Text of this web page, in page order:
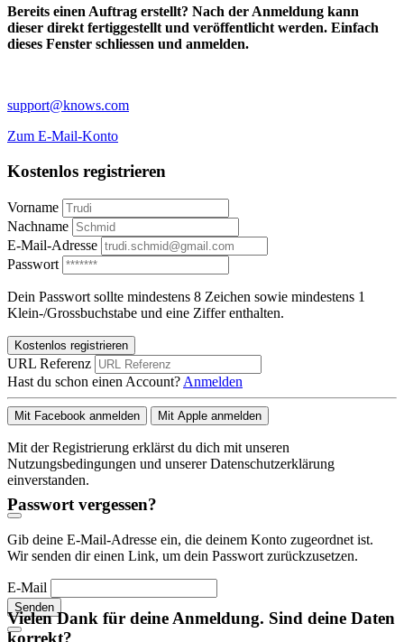
Bereits einen Auftrag erstellt? Nach der Anmeldung kann
dieser direkt fertiggestellt und veröffentlicht werden. Einfach
dieses Fenster schliessen und anmelden.
support@knows.com
Zum E-Mail-Konto
Kostenlos registrieren
Vorname
Nachname
E-Mail-Adresse
Passwort
Dein Passwort sollte mindestens 8 Zeichen sowie mindestens 1
Klein-/Grossbuchstabe und eine Ziffer enthalten.
Kostenlos registrieren
URL Referenz
Hast du schon einen Account? Anmelden
Mit Facebook anmelden Mit Apple anmelden
Mit der Registrierung erklärst du dich mit unseren
Nutzungsbedingungen und unserer Datenschutzerklärung
einverstanden.
Passwort vergessen?
Gib deine E-Mail-Adresse ein, die deinem Konto zugeordnet ist.
Wir senden dir einen Link, um dein Passwort zurückzusetzen.
E-Mail
Senden
Vielen Dank für deine Anmeldung. Sind deine Daten
korrekt?